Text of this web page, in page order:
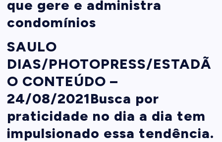
que gere e administra
condomínios
SAULO
DIAS/PHOTOPRESS/ESTADÃ
O CONTEÚDO –
24/08/2021Busca por
praticidade no dia a dia tem
impulsionado essa tendência.